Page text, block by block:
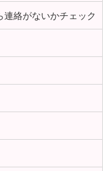
絡がないかチェック